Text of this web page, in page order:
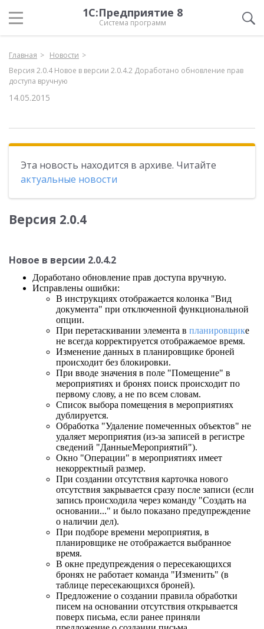
1С:Предприятие 8
Система программ
Главная
Новости
Версия 2.0.4 Новое в версии 2.0.4.2 Доработано обновление прав
доступа вручную
14.05.2015
Эта новость находится в архиве. Читайте
актуальные новости
Версия 2.0.4
Новое в версии 2.0.4.2
Доработано обновление прав доступа вручную.
Исправлены ошибки:
В инструкциях отображается колонка "Вид
документа" при отключенной функциональной
опции.
При перетаскивании элемента в планировщике
не всегда корректируется отображаемое время.
Изменение данных в планировщике броней
происходит без блокировки.
При вводе значения в поле "Помещение" в
мероприятиях и бронях поиск происходит по
первому слову, а не по всем словам.
Список выбора помещения в мероприятиях
дублируется.
Обработка "Удаление помеченных объектов" не
удаляет мероприятия (из-за записей в регистре
сведений "ДанныеМероприятий").
Окно "Операции" в мероприятиях имеет
некорректный размер.
При создании отсутствия карточка нового
отсутствия закрывается сразу после записи (если
запись происходила через команду "Создать на
основании..." и было показано предупреждение
о наличии дел).
При подборе времени мероприятия, в
планировщике не отображается выбранное
время.
В окне предупреждения о пересекающихся
бронях не работает команда "Изменить" (в
таблице пересекающихся броней).
Предложение о создании правила обработки
писем на основании отсутствия открывается
поверх письма, если ранее приняли